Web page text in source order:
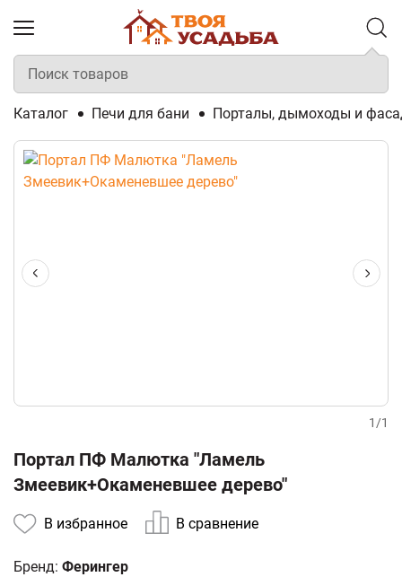
Каталог Печи для бани Порталы, дымоходы и
1/1
Портал ПФ Малютка "Ламель
Змеевик+Окаменевшее дерево"
В избранное В сравнение
Бренд: Ферингер